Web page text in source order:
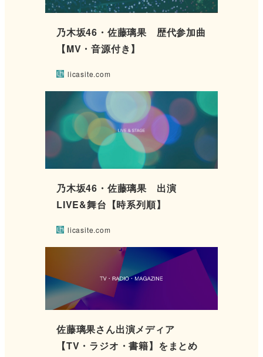
乃木坂46・佐藤璃果 歴代参加曲
【MV・音源付き】
licasite.com
乃木坂46・佐藤璃果 出演
LIVE&舞台【時系列順】
licasite.com
佐藤璃果さん出演メディア
【TV・ラジオ・書籍】をまとめ